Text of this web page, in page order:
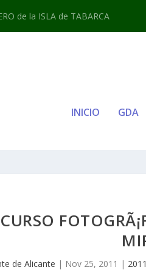
de la ISLA de TABARCA
INICIO GDA
de Alicante | Nov 25, 2011 | 2011